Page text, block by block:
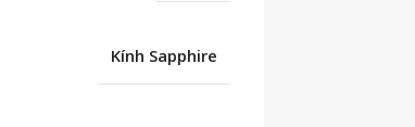
Kính Sapphire